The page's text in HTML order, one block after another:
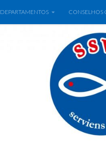
DEPARTAMENTOS CONSELHOS